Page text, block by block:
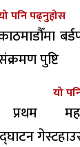
पनि पढ्नुहोस
पुष्टि
यो
प्रथम